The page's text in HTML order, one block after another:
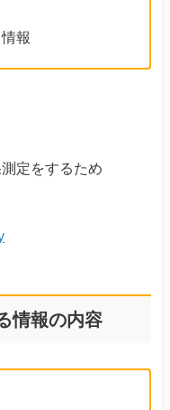
報
定をするため
情報の内容